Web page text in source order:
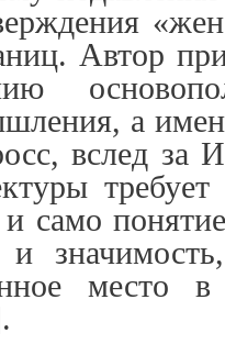
Автор
а
вслед за
само
и
место